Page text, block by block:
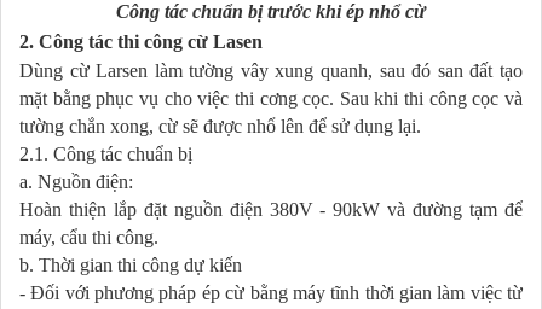
Công tác chuẩn bị trước khi ép nhổ cừ
2. Công tác thi công cừ Lasen
Dùng cừ Larsen làm tường vây xung quanh, sau đó san đất tạo
mặt bằng phục vụ cho việc thi cơng cọc. Sau khi thi công cọc và
tường chắn xong, cừ sẽ được nhổ lên để sử dụng lại.
2.1. Công tác chuẩn bị
a. Nguồn điện:
Hoàn thiện lắp đặt nguồn điện 380V - 90kW và đ­ường tạm để
máy, cẩu thi công.
b. Thời gian thi công dự kiến
- Đối với phương pháp ép cừ bằng máy tĩnh thời gian làm việc từ